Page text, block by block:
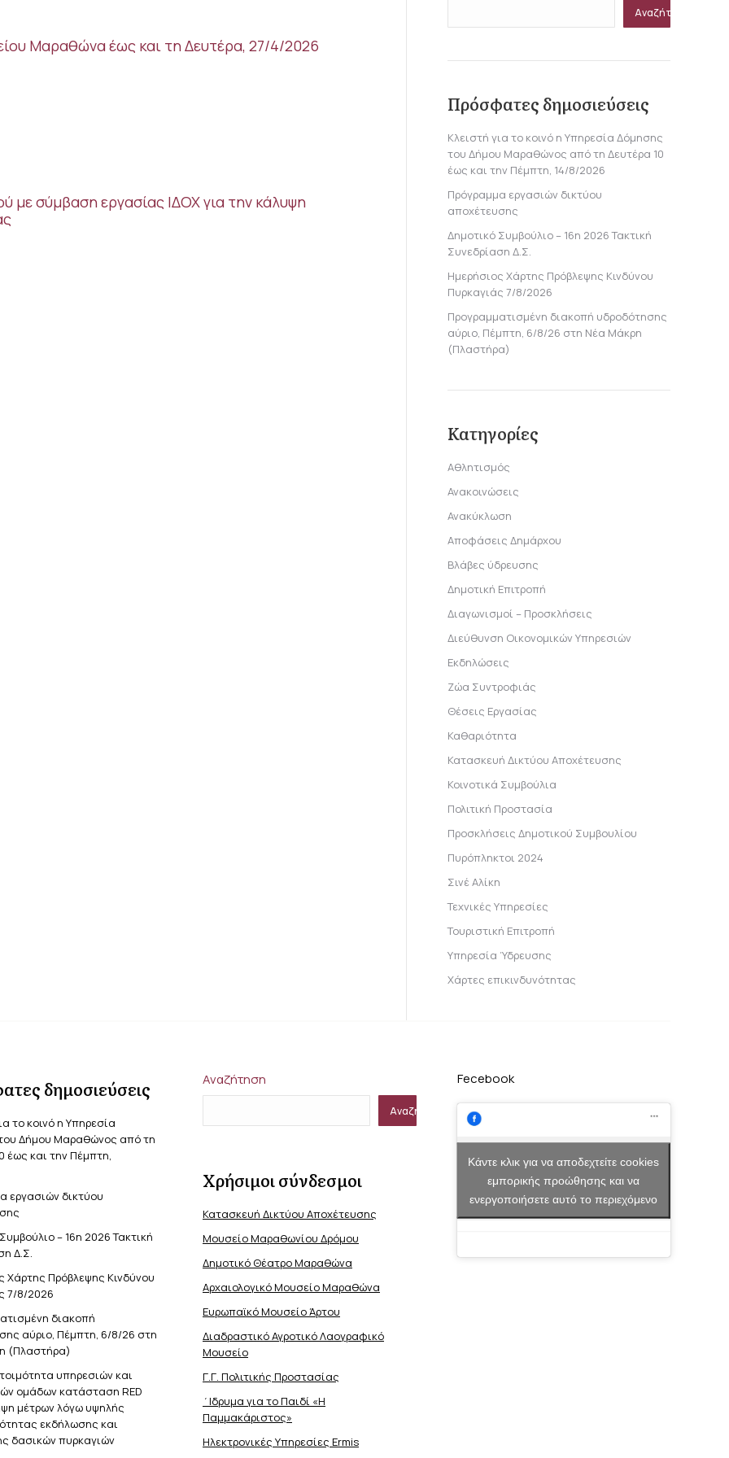
Μαραθώνα έως και τη Δευτέρα, 27/4/2026
σύμβαση εργασίας ΙΔΟΧ για την κάλυψη
Αναζήτηση
Πρόσφατες δημοσιεύσεις
Κλειστή για το κοινό η Υπηρεσία Δόμησης
του Δήμου Μαραθώνος από τη Δευτέρα 10
έως και την Πέμπτη, 14/8/2026
Πρόγραμμα εργασιών δικτύου
αποχέτευσης
Δημοτικό Συμβούλιο – 16η 2026 Τακτική
Συνεδρίαση Δ.Σ.
Ημερήσιος Χάρτης Πρόβλεψης Κινδύνου
Πυρκαγιάς 7/8/2026
Προγραμματισμένη διακοπή υδροδότησης
αύριο, Πέμπτη, 6/8/26 στη Νέα Μάκρη
(Πλαστήρα)
Κατηγορίες
Αθλητισμός
Ανακοινώσεις
Ανακύκλωση
Αποφάσεις Δημάρχου
Βλάβες ύδρευσης
Δημοτική Επιτροπή
Διαγωνισμοί – Προσκλήσεις
Διεύθυνση Οικονομικών Υπηρεσιών
Εκδηλώσεις
Ζώα Συντροφιάς
Θέσεις Εργασίας
Καθαριότητα
Κατασκευή Δικτύου Αποχέτευσης
Κοινοτικά Συμβούλια
Πολιτική Προστασία
Προσκλήσεις Δημοτικού Συμβουλίου
Πυρόπληκτοι 2024
Σινέ Αλίκη
Τεχνικές Υπηρεσίες
Τουριστική Επιτροπή
Υπηρεσία Ύδρευσης
Χάρτες επικινδυνότητας
δημοσιεύσεις
το κοινό η Υπηρεσία
Δήμου Μαραθώνος από τη
έως και την Πέμπτη,
εργασιών δικτύου
– 16η 2026 Τακτική
Δ.Σ.
Χάρτης Πρόβλεψης Κινδύνου
7/8/2026
διακοπή
αύριο, Πέμπτη, 6/8/26 στη
(Πλαστήρα)
υπηρεσιών και
ομάδων κατάσταση RED
μέτρων λόγω υψηλής
εκδήλωσης και
δασικών πυρκαγιών
Αναζήτηση
Αναζήτηση
Χρήσιμοι σύνδεσμοι
Κατασκευή Δικτύου Αποχέτευσης
Μουσείο Μαραθωνίου Δρόμου
Δημοτικό Θέατρο Μαραθώνα
Αρχαιολογικό Μουσείο Μαραθώνα
Ευρωπαϊκό Μουσείο Άρτου
Διαδραστικό Αγροτικό Λαογραφικό
Μουσείο
Γ.Γ. Πολιτικής Προστασίας
΄Ιδρυμα για το Παιδί «Η
Παμμακάριστος»
Ηλεκτρονικές Υπηρεσίες Ermis
Fecebook
Κάντε κλικ για να αποδεχτείτε cookies
εμπορικής προώθησης και να
ενεργοποιήσετε αυτό το περιεχόμενο